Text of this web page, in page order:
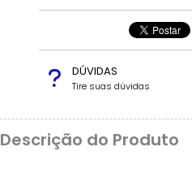
DÚVIDAS
Tire suas dúvidas
Descrição do Produto